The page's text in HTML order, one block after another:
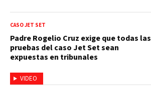
VIDEO
CASO JET SET
Padre Rogelio Cruz exige que todas las
pruebas del caso Jet Set sean
expuestas en tribunales